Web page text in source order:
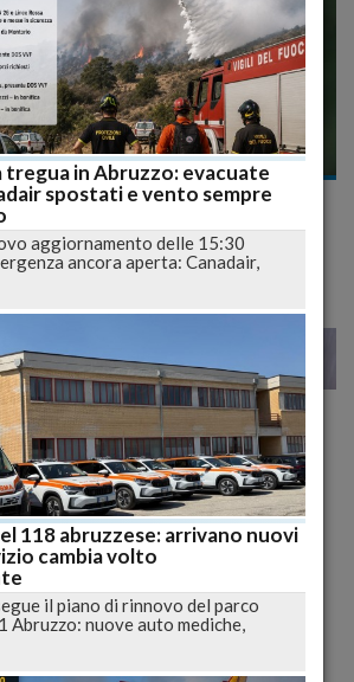
la nuova perizia fa slittare il
22
24 Giugno 2012 22:14
processo aSalvatore Parolisi, da ormai
con l'accusa di aver ucciso la moglie
dell'entomologo forense
alle indagini per la morte diElisa
, che doveva esserci entro questa
al 20 settembre.
tregua in Abruzzo: evacuate
spostati e vento sempre
aggiornamento delle 15:30
ancora aperta: Canadair,
118 abruzzese: arrivano nuovi
cambia volto
il piano di rinnovo del parco
Abruzzo: nuove auto mediche,